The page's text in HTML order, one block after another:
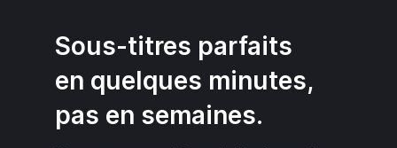
Sous-titres parfaits
en quelques minutes,
pas en semaines.